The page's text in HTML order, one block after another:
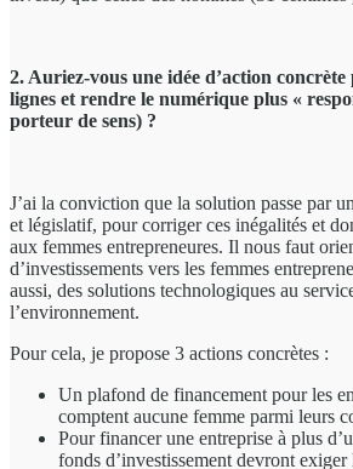
2. Auriez-vous une idée d’action
lignes et rendre le numérique plus «
porteur de sens) ?
J’ai la conviction que la solution passe par
et législatif, pour corriger ces inégalités et
aux femmes entrepreneures. Il nous faut
d’investissements vers les femmes
aussi, des solutions technologiques au
l’environnement.
Pour cela, je propose 3 actions concrètes :
Un plafond de financement pour les
comptent aucune femme parmi leurs
Pour financer une entreprise à plus
fonds d’investissement devront exiger